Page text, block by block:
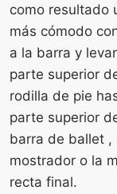
como resultado
más cómodo
a la barra y
parte superior
rodilla de pie
parte superior
barra de ballet ,
mostrador o la
recta final.